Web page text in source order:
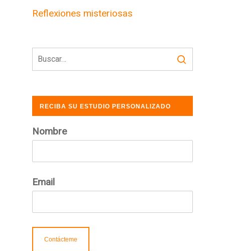
Reflexiones misteriosas
RECIBA SU ESTUDIO PERSONALIZADO
Nombre
Email